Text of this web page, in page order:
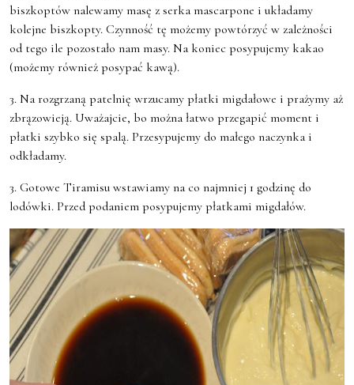
biszkoptów nalewamy masę z serka mascarpone i układamy
kolejne biszkopty. Czynność tę możemy powtórzyć w zależności
od tego ile pozostało nam masy. Na koniec posypujemy kakao
(możemy również posypać kawą).
3. Na rozgrzaną patelnię wrzucamy płatki migdałowe i prażymy aż
zbrązowieją. Uważajcie, bo można łatwo przegapić moment i
płatki szybko się spalą. Przesypujemy do małego naczynka i
odkładamy.
3. Gotowe Tiramisu wstawiamy na co najmniej 1 godzinę do
lodówki. Przed podaniem posypujemy płatkami migdałów.